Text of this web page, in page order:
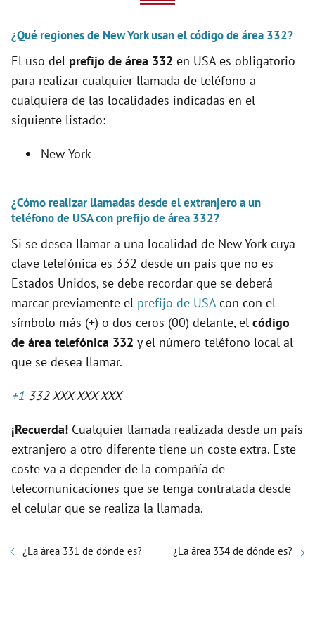
i
d
¿Qué regiones de New York usan el código de área 332?
El uso del prefijo de área 332 en USA es obligatorio
para realizar cualquier llamada de teléfono a
cualquiera de las localidades indicadas en el
siguiente listado:
New York
¿Cómo realizar llamadas desde el extranjero a un
teléfono de USA con prefijo de área 332?
Si se desea llamar a una localidad de New York cuya
clave telefónica es 332 desde un país que no es
Estados Unidos, se debe recordar que se deberá
marcar previamente el prefijo de USAcon con el
símbolo más (+) o dos ceros (00) delante, el código
de área telefónica 332 y el número teléfono local al
que se desea llamar.
+1 332 XXX XXX XXX
¡Recuerda! Cualquier llamada realizada desde un país
extranjero a otro diferente tiene un coste extra. Este
coste va a depender de la compañía de
telecomunicaciones que se tenga contratada desde
el celular que se realiza la llamada.
¿La área 331 de dónde es? ¿La área 334 de dónde es?